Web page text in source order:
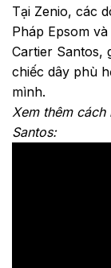
Tại Zenio, các
Pháp Epsom
Cartier Santos,
chiếc dây phù
mình.
Xem thêm
Santos: